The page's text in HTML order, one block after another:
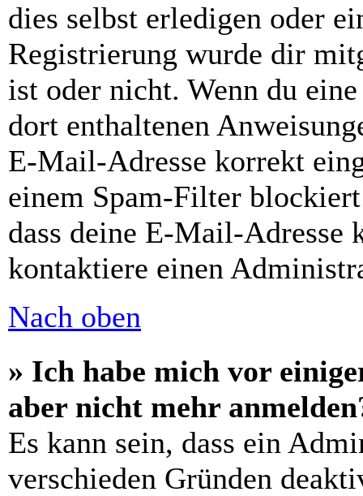
dies selbst erledigen oder
Registrierung wurde dir
ist oder nicht. Wenn du
dort enthaltenen
E-Mail-Adresse korrekt
einem Spam-Filter
dass deine E-Mail-Adresse
kontaktiere einen
Nach oben
» Ich habe mich vor
aber nicht mehr
Es kann sein, dass ein
verschieden Gründen